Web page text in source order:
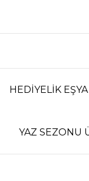
HEDİYELİK EŞYA
YAZ SEZONU